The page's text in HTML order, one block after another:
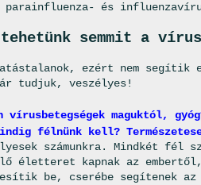
és
tehetünk semmit a
ezért nem segítik
tudjuk, veszélyes!
vírusbetegségek maguktól,
félnünk kell?
számunkra. Mindkét fél
életteret kapnak az
be, cserébe segítenek